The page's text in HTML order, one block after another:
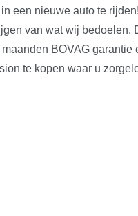
een nieuwe auto te
van wat wij bedoelen.
BOVAG garantie
te kopen waar u